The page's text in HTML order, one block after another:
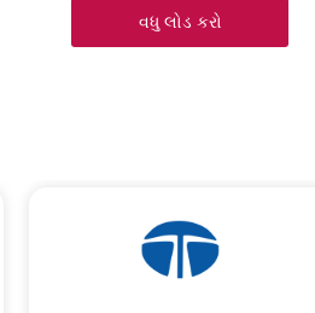
વધુ લોડ કરો